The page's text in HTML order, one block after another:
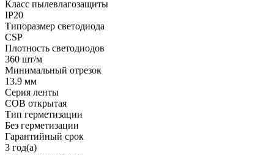
Класс пылевлагозащиты
IP20
Типоразмер светодиода
CSP
Плотность светодиодов
360 шт/м
Минимальный отрезок
13.9 мм
Серия ленты
COB открытая
Тип герметизации
Без герметизации
Гарантийный срок
3 год(а)